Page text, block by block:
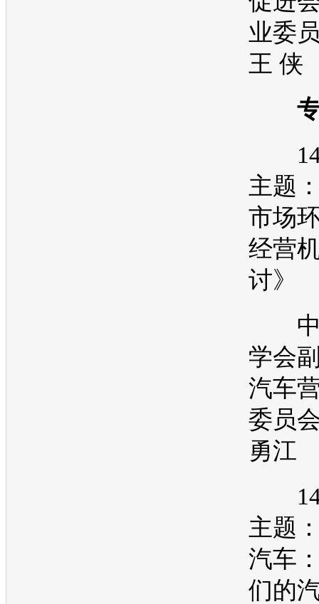
业委
王 侠
主题
市场
经营
讨》
中
学会
汽车
委员
勇江
主题
汽车
们的